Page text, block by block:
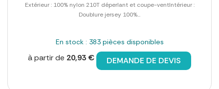
Extérieur : 100% nylon 210T déperlant et coupe-ventIntérieur :
Doublure jersey 100%...
En stock : 383 pièces disponibles
à partir de 20,93 € DEMANDE DE DEVIS